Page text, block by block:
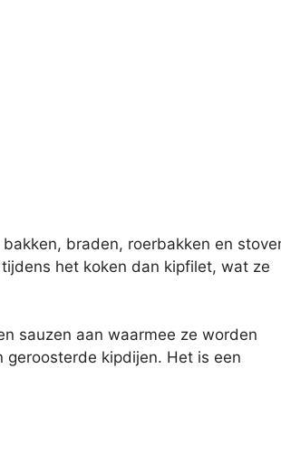
braden, roerbakken en
het koken dan kipfilet, wat ze
sauzen aan waarmee ze worden
kipdijen. Het is een